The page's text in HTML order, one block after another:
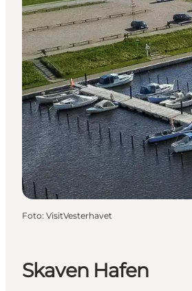
Skaven Hafen
Foto: VisitVesterhavet